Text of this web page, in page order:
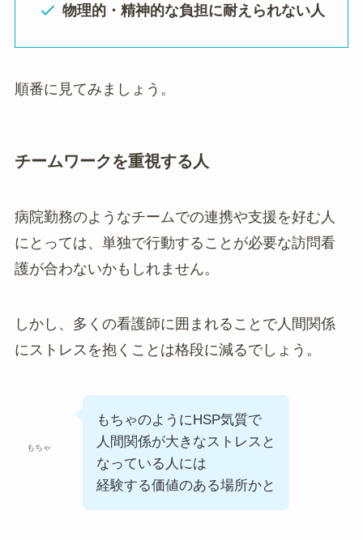
物理的・精神的な負担に耐えられない人
順番に見てみましょう。
チームワークを重視する人
病院勤務のようなチームでの連携や支援を好む人
にとっては、単独で行動することが必要な訪問看
護が合わないかもしれません。
しかし、多くの看護師に囲まれることで人間関係
にストレスを抱くことは格段に減るでしょう。
もちゃ
もちゃのようにHSP気質で
人間関係が大きなストレスと
なっている人には
経験する価値のある場所かと